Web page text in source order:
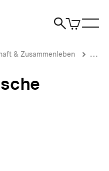
Suche
Artikel
im
& Zusammenleben